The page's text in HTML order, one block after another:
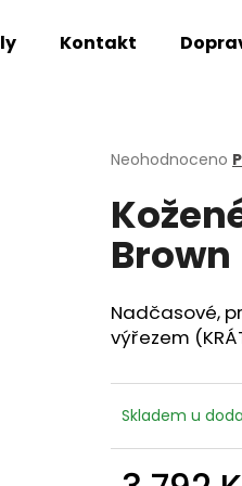
Kontakt
Průměrné
produktu
je
0,0
hvězdiček.
Neohodnoceno
Brown
Nadčasové,
výřezem
Skladem u
najít?
HLEDAT